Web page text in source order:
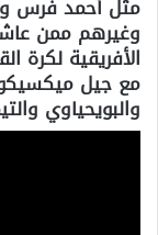
مثل أحمد فرس
وغيرهم ممن
مع جيل
والبويحياوي